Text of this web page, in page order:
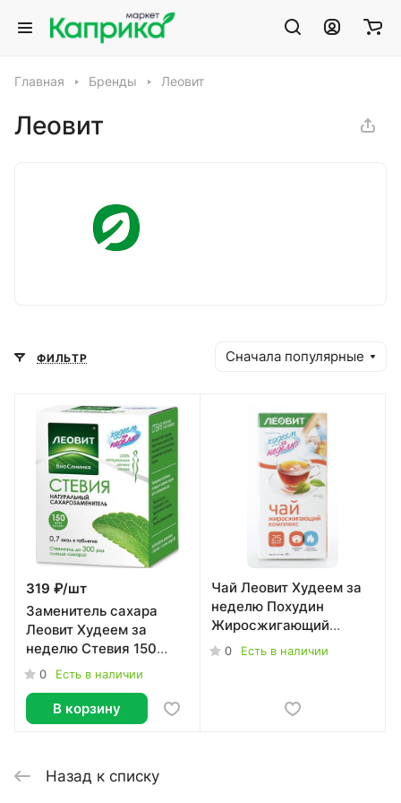
Главная Бренды Леовит
Леовит
ФИЛЬТР Сначала популярные
319 ₽/шт
Заменитель сахара
Леовит Худеем за
неделю Стевия 150
таблеток
0 Есть в наличии
В корзину
Чай Леовит Худеем за
неделю Похудин
Жиросжигающий
комплекс 25 порций по
0 Есть в наличии
Назад к списку